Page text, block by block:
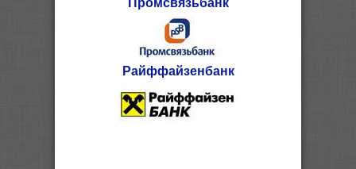
Райффайзенбанк